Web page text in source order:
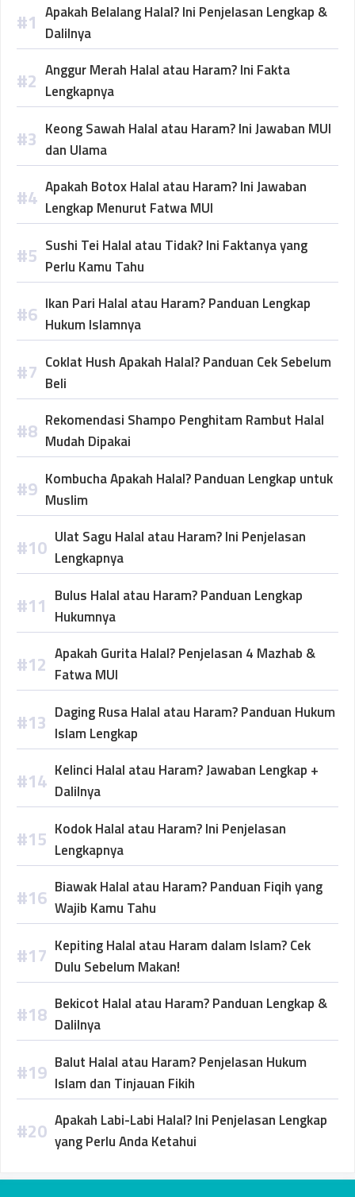
Apakah Belalang Halal? Ini Penjelasan Lengkap &
Dalilnya
Anggur Merah Halal atau Haram? Ini Fakta
Lengkapnya
Keong Sawah Halal atau Haram? Ini Jawaban MUI
dan Ulama
Apakah Botox Halal atau Haram? Ini Jawaban
Lengkap Menurut Fatwa MUI
Sushi Tei Halal atau Tidak? Ini Faktanya yang
Perlu Kamu Tahu
Ikan Pari Halal atau Haram? Panduan Lengkap
Hukum Islamnya
Coklat Hush Apakah Halal? Panduan Cek Sebelum
Beli
Rekomendasi Shampo Penghitam Rambut Halal
Mudah Dipakai
Kombucha Apakah Halal? Panduan Lengkap untuk
Muslim
Ulat Sagu Halal atau Haram? Ini Penjelasan
Lengkapnya
Bulus Halal atau Haram? Panduan Lengkap
Hukumnya
Apakah Gurita Halal? Penjelasan 4 Mazhab &
Fatwa MUI
Daging Rusa Halal atau Haram? Panduan Hukum
Islam Lengkap
Kelinci Halal atau Haram? Jawaban Lengkap +
Dalilnya
Kodok Halal atau Haram? Ini Penjelasan
Lengkapnya
Biawak Halal atau Haram? Panduan Fiqih yang
Wajib Kamu Tahu
Kepiting Halal atau Haram dalam Islam? Cek
Dulu Sebelum Makan!
Bekicot Halal atau Haram? Panduan Lengkap &
Dalilnya
Balut Halal atau Haram? Penjelasan Hukum
Islam dan Tinjauan Fikih
Apakah Labi-Labi Halal? Ini Penjelasan Lengkap
yang Perlu Anda Ketahui